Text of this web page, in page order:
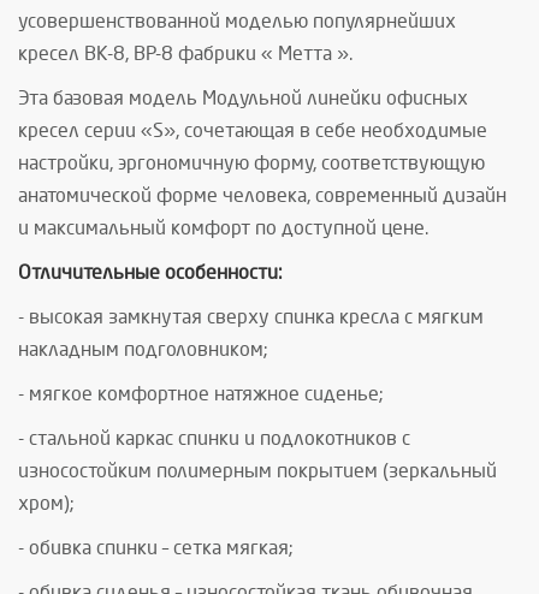
усовершенствованной моделью популярнейших
кресел BK-8, BP-8 фабрики « Метта ».
Эта базовая модель Модульной линейки офисных
кресел серии «S», сочетающая в себе необходимые
настройки, эргономичную форму, соответствующую
анатомической форме человека, современный дизайн
и максимальный комфорт по доступной цене.
Отличительные особенности:
- высокая замкнутая сверху спинка кресла с мягким
накладным подголовником;
- мягкое комфортное натяжное сиденье;
- стальной каркас спинки и подлокотников с
износостойким полимерным покрытием (зеркальный
хром);
- обивка спинки – сетка мягкая;